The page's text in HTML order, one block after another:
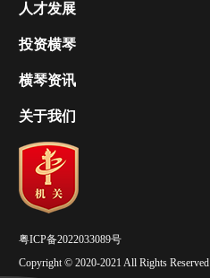
人才发展
投资横琴
横琴资讯
关于我们
粤ICP备2022033089号
Copyright © 2020-2021 All Rights Reserved